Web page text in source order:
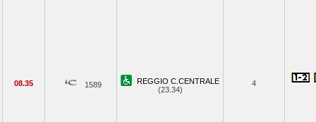
08.35 1589
REGGIO C.CENTRALE
(23.34)
4